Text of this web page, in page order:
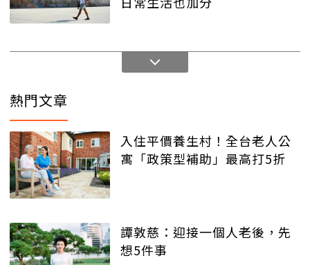
熱門文章
入住平價養生村！全台老人公
寓「政策型補助」最高打5折
譚敦慈：迎接一個人老後，先
想5件事